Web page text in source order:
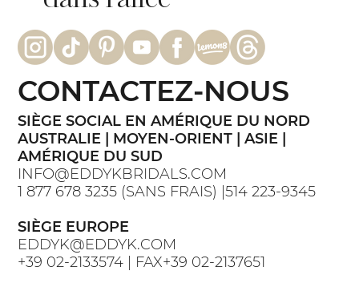
SIÈGE SOCIAL EN AMÉRIQUE DU NORD
AUSTRALIE | MOYEN-ORIENT | ASIE |
AMÉRIQUE DU SUD
INFO@EDDYKBRIDALS.COM
1 877 678 3235 (SANS FRAIS) |514 223-9345
SIÈGE EUROPE
EDDYK@EDDYK.COM
+39 02-2133574 | FAX+39 02-2137651
CONTACTEZ-NOUS